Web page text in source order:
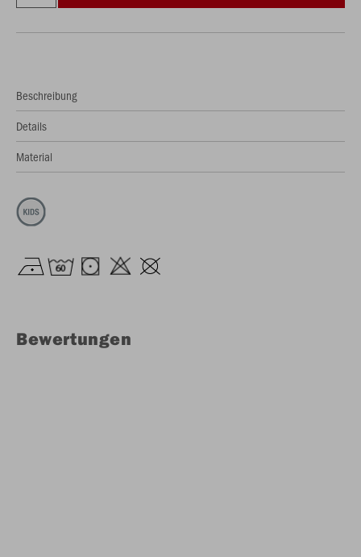
Beschreibung
Details
Material
Bewertungen